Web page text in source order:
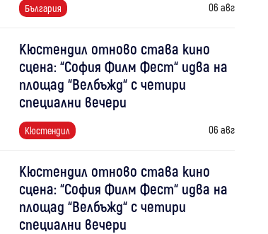
България 06 авг
Кюстендил отново става кино
сцена: “София Филм Фест“ идва на
площад “Велбъжд“ с четири
специални вечери
Кюстендил 06 авг
Кюстендил отново става кино
сцена: “София Филм Фест“ идва на
площад “Велбъжд“ с четири
специални вечери